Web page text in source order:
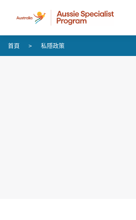
跳至內容
跳至頁尾導覽
首頁 私隱政策